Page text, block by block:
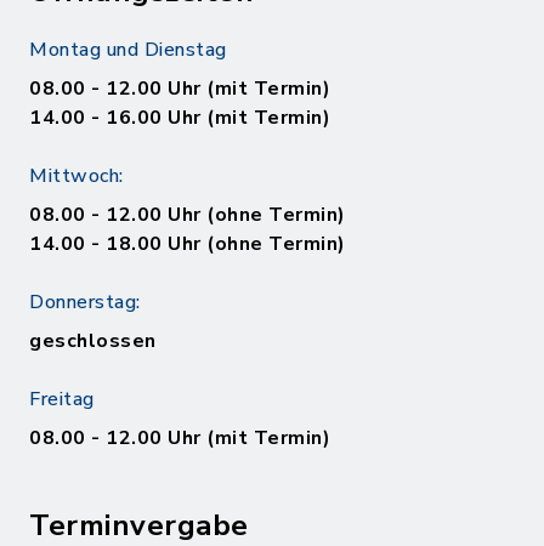
Montag und Dienstag
08.00 - 12.00 Uhr (mit Termin)
14.00 - 16.00 Uhr (mit Termin)
Mittwoch:
08.00 - 12.00 Uhr (ohne Termin)
14.00 - 18.00 Uhr (ohne Termin)
Donnerstag:
geschlossen
Freitag
08.00 - 12.00 Uhr (mit Termin)
Terminvergabe